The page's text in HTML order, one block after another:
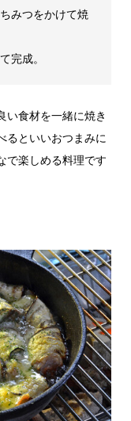
みつをかけて焼
完成。
い食材を一緒に焼き
るといいおつまみに
で楽しめる料理です